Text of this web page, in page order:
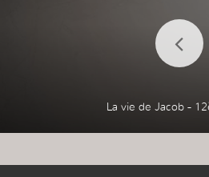
La vie de Jacob -